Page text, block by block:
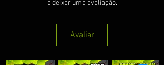
a deixar uma avaliação.
Avaliar